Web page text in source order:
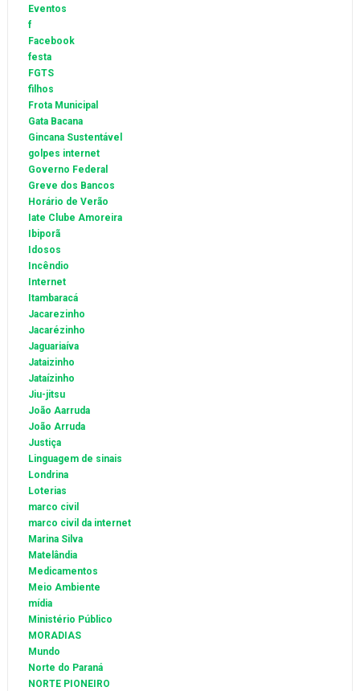
Eventos
f
Facebook
festa
FGTS
filhos
Frota Municipal
Gata Bacana
Gincana Sustentável
golpes internet
Governo Federal
Greve dos Bancos
Horário de Verão
Iate Clube Amoreira
Ibiporã
Idosos
Incêndio
Internet
Itambaracá
Jacarezinho
Jacarézinho
Jaguariaíva
Jataizinho
Jataízinho
Jiu-jitsu
João Aarruda
João Arruda
Justiça
Linguagem de sinais
Londrina
Loterias
marco civil
marco civil da internet
Marina Silva
Matelândia
Medicamentos
Meio Ambiente
mídia
Ministério Público
MORADIAS
Mundo
Norte do Paraná
NORTE PIONEIRO